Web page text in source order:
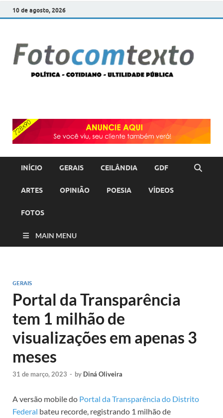
10 de agosto, 2026
INÍCIO GERAIS CEILÂNDIA GDF
ARTES OPINIÃO POESIA VÍDEOS
FOTOS
MAIN MENU
GERAIS
Portal da Transparência
tem 1 milhão de
visualizações em apenas 3
meses
31 de março, 2023 - by Diná Oliveira
A versão mobile do Portal da Transparência do Distrito
Federal bateu recorde, registrando 1 milhão de